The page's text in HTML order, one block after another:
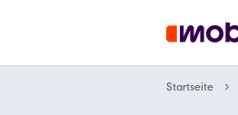
Startseite